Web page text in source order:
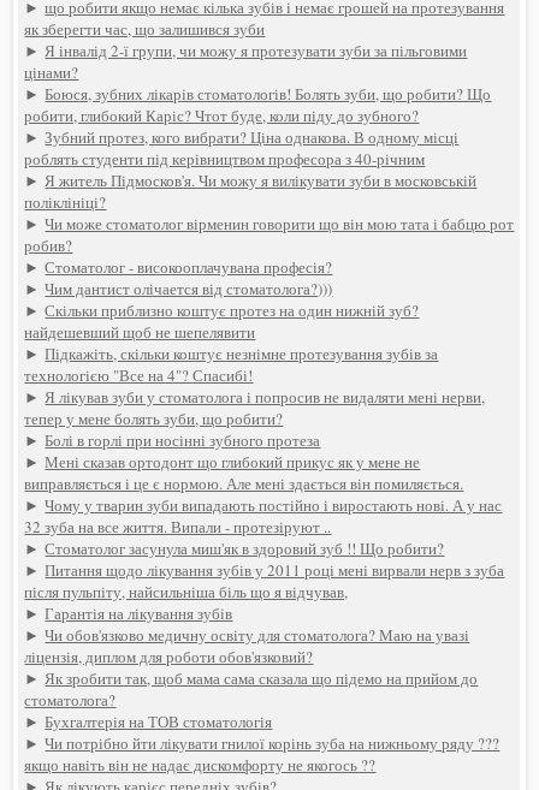
►що робити якщо немає кілька зубів і немає грошей на протезування
як зберегти час, що залишився зуби
►Я інвалід 2-ї групи, чи можу я протезувати зуби за пільговими
цінами?
►Боюся, зубних лікарів стоматологів! Болять зуби, що робити? Що
робити, глибокий Каріс? Чтот буде, коли піду до зубного?
►Зубний протез, кого вибрати? Ціна однакова. В одному місці
роблять студенти під керівництвом професора з 40-річним
►Я житель Підмосков'я. Чи можу я вилікувати зуби в московській
поліклініці?
►Чи може стоматолог вірменин говорити що він мою тата і бабцю рот
робив?
►Стоматолог - високооплачувана професія?
►Чим дантист олічается від стоматолога?)))
►Скільки приблизно коштує протез на один нижній зуб?
найдешевший щоб не шепелявити
►Підкажіть, скільки коштує незнімне протезування зубів за
технологією "Все на 4"? Спасибі!
►Я лікував зуби у стоматолога і попросив не видаляти мені нерви,
тепер у мене болять зуби, що робити?
►Болі в горлі при носінні зубного протеза
►Мені сказав ортодонт що глибокий прикус як у мене не
виправляється і це є нормою. Але мені здається він помиляється.
►Чому у тварин зуби випадають постійно і виростають нові. А у нас
32 зуба на все життя. Випали - протезіруют ..
►Стоматолог засунула миш'як в здоровий зуб !! Що робити?
►Питання щодо лікування зубів у 2011 році мені вирвали нерв з зуба
після пульпіту, найсильніша біль що я відчував,
►Гарантія на лікування зубів
►Чи обов'язково медичну освіту для стоматолога? Маю на увазі
ліцензія, диплом для роботи обов'язковий?
►Як зробити так, щоб мама сама сказала що підемо на прийом до
стоматолога?
►Бухгалтерія на ТОВ стоматологія
►Чи потрібно йти лікувати гнилої корінь зуба на нижньому ряду ???
якщо навіть він не надає дискомфорту не якогось ??